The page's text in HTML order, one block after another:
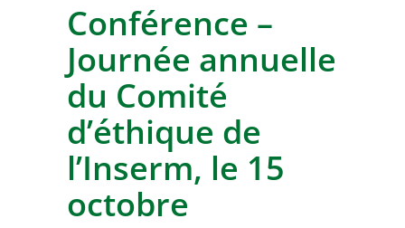
Conférence –
Journée annuelle
du Comité
d’éthique de
l’Inserm, le 15
octobre